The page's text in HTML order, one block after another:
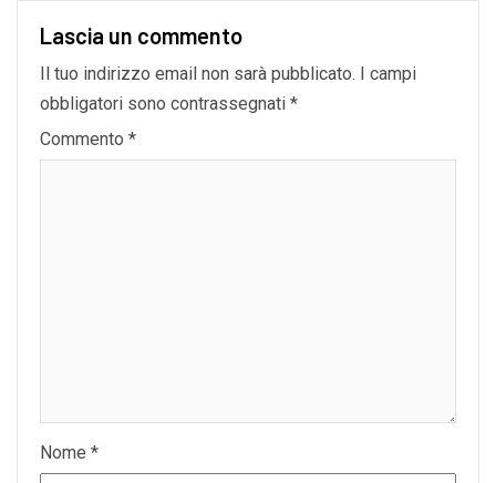
Lascia un commento
Il tuo indirizzo email non sarà pubblicato. I campi
obbligatori sono contrassegnati *
Commento *
Nome *